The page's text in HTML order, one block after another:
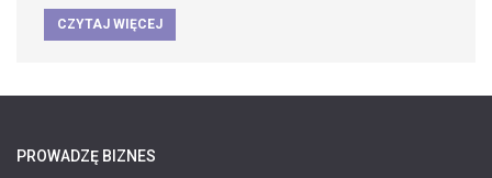
CZYTAJ WIĘCEJ
PROWADZĘ BIZNES